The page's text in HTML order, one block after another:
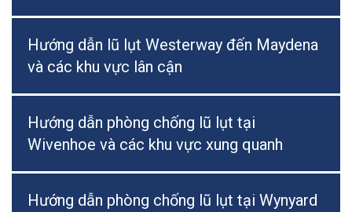
Hướng dẫn lũ lụt Westerway đến Maydena
và các khu vực lân cận
Hướng dẫn phòng chống lũ lụt tại
Wivenhoe và các khu vực xung quanh
Hướng dẫn phòng chống lũ lụt tại Wynyard